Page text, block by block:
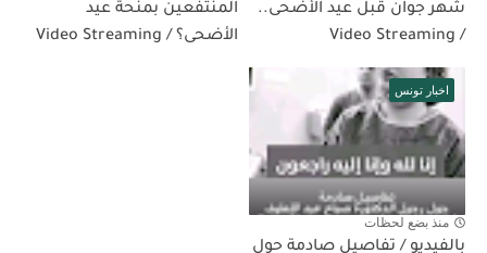
شهر جوان قبل عيد الأضحى..
/ Video Streaming
المنتفعين بمنحة عيد
الأضحى؟ / Video Streaming
اخبار تونس
منذ بضع لحظات
بالفيديو / تفاصيل صادمة حول